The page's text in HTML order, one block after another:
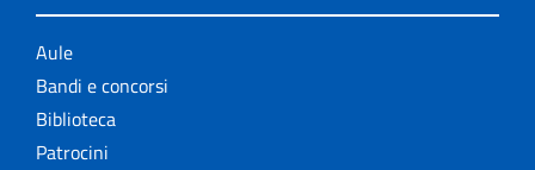
Aule
Bandi e concorsi
Biblioteca
Patrocini